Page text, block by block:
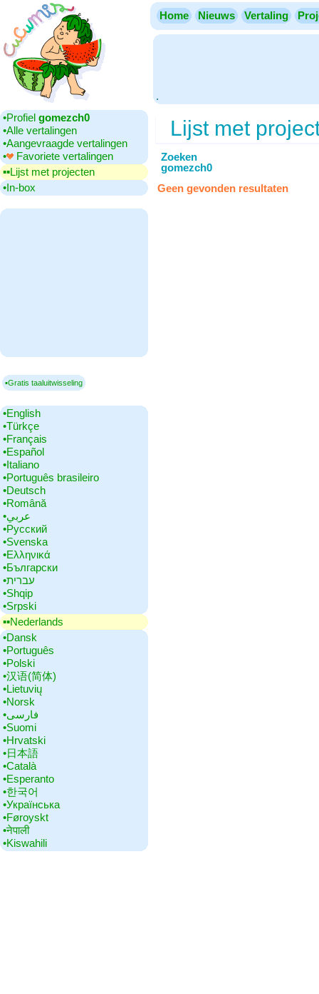
Home Nieuws Vertaling
.
•‎Profiel gomezch0
•‎Alle vertalingen
•‎Aangevraagde vertalingen
•‎
Favoriete vertalingen
▪▪‎Lijst met projecten
•‎In-box
▪Gratis taaluitwisseling
•‎English
•‎Türkçe
•‎Français
•‎Español
•‎Italiano
•‎Português brasileiro
•‎Deutsch
•‎Română
•‎عربي
•‎Русский
•‎Svenska
•‎Ελληνικά
•‎Български
•‎עברית
•‎Shqip
•‎Srpski
▪▪‎Nederlands
•‎Dansk
•‎Português
•‎Polski
•‎汉语(简体)
•‎Lietuvių
•‎Norsk
•‎فارسی
•‎Suomi
•‎Hrvatski
•‎日本語
•‎Català
•‎Esperanto
•‎한국어
•‎Українська
•‎Føroyskt
•‎नेपाली
•‎Kiswahili
Lijst met
Zoeken
gomezch0
Geen gevonden resultaten